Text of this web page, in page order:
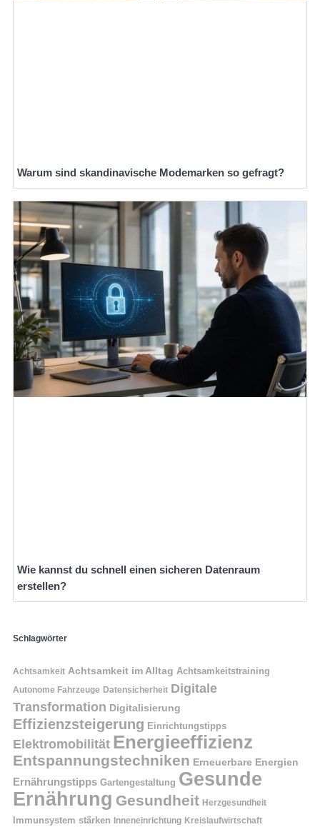
Warum sind skandinavische Modemarken so gefragt?
Wie kannst du schnell einen sicheren Datenraum
erstellen?
Schlagwörter
Achtsamkeit Achtsamkeit im Alltag Achtsamkeitstraining
Autonome Fahrzeuge Datensicherheit Digitale
Transformation Digitalisierung
Effizienzsteigerung Einrichtungstipps
Elektromobilität Energieeffizienz
Entspannungstechniken Erneuerbare Energien
Ernährungstipps Gartengestaltung Gesunde
Ernährung Gesundheit Herzgesundheit
Immunsystem stärken Inneneinrichtung Kreislaufwirtschaft